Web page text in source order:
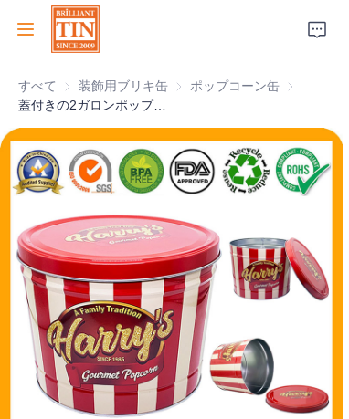
すべて 装飾用ブリキ缶 装飾用ブリキ缶
ポップコーン缶 ポップコー
蓋付きの2ガロンポップコーン缶ギフトバスケット
ホーム
会社
製品
顧客サービス
トレードショー 2026
証明書
持続可能性